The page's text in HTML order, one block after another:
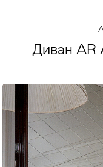
Диван AR